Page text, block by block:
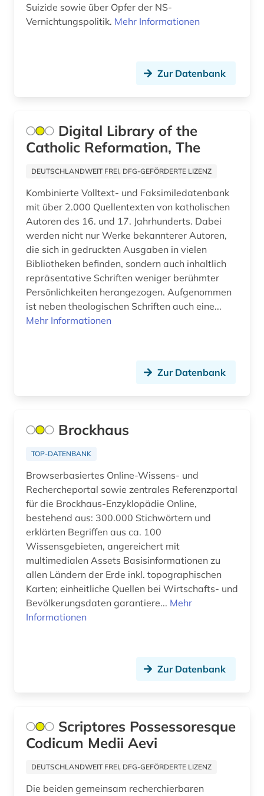
datensammlung (2)
denkmal (3)
deportation (2)
designer (2)
designerin (1)
designfirmen (1)
deutsch (4)
deutsch-deutsche grenze (1)
deutsche (1)
deutscher einwanderer (1)
deutsches reich (1)
deutschland (38)
deutschland (1)
deutschland &lt ddr &gt (1)
deutschland &lt;ddr, motiv&gt; (1)
deutschland (ddr) (3)
deutschsprachiger raum (1)
digitale bildverarbeitung (1)
drama (1)
Suizide sowie über Opfer der NS-
Vernichtungspolitik. Mehr Informationen
Zur Datenbank
Digital Library of the
Catholic Reformation, The
DEUTSCHLANDWEIT FREI, DFG-GEFÖRDERTE LIZENZ
Kombinierte Volltext- und Faksimiledatenbank
mit über 2.000 Quellentexten von katholischen
Autoren des 16. und 17. Jahrhunderts. Dabei
werden nicht nur Werke bekannterer Autoren,
die sich in gedruckten Ausgaben in vielen
Bibliotheken befinden, sondern auch inhaltlich
repräsentative Schriften weniger berühmter
Persönlichkeiten herangezogen. Aufgenommen
ist neben theologischen Schriften auch eine...
Mehr Informationen
Zur Datenbank
Brockhaus
TOP-DATENBANK
Browserbasiertes Online-Wissens- und
Rechercheportal sowie zentrales Referenzportal
für die Brockhaus-Enzyklopädie Online,
bestehend aus: 300.000 Stichwörtern und
erklärten Begriffen aus ca. 100
Wissensgebieten, angereichert mit
multimedialen Assets Basisinformationen zu
allen Ländern der Erde inkl. topographischen
Karten; einheitliche Quellen bei Wirtschafts- und
Bevölkerungsdaten garantiere... Mehr
Informationen
Zur Datenbank
Scriptores Possessoresque
Codicum Medii Aevi
DEUTSCHLANDWEIT FREI, DFG-GEFÖRDERTE LIZENZ
Die beiden gemeinsam recherchierbaren